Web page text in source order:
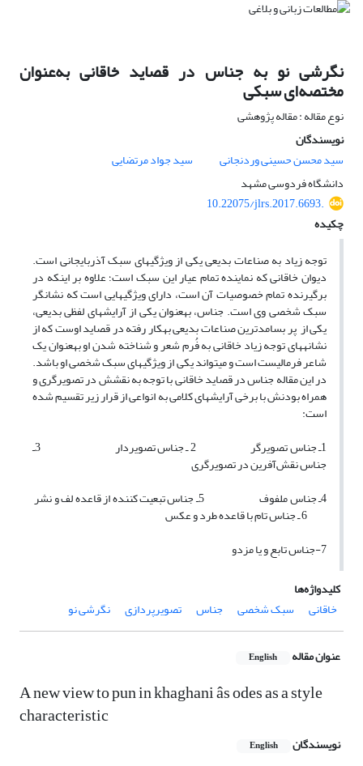
نگرشی نو به جناس در قصاید خاقانی به‌عنوان
مختصه‌ای سبکی
نوع مقاله : مقاله پژوهشی
نویسندگان
سید محسن حسینی وردنجانی
سید جواد مرتضایی
دانشگاه فردوسی مشهد
10.22075/jlrs.2017.6693.
چکیده
توجه زیاد به صناعات بدیعی یکی از ویژگی­های سبک آذربایجانی است.
دیوان خاقانی که نماینده تمام عیار این سبک است؛ علاوه بر این­که در
برگیرنده تمام خصوصیات آن است، دارای ویژگی­هایی است که نشان­گر
سبک شخصی وی است. جناس، به­عنوان یکی از آرایش­های لفظی بدیعی،
یکی از پر­ بسامد­ترین صناعات بدیعی به­کار رفته در قصاید اوست که از
نشانه­های توجه زیاد خاقانی به فُرم شعر و شناخته شدن او به­عنوان یک
شاعر فرمالیست است و می­تواند یکی از ویژگی­های سبک شخصی او باشد.
در این مقاله جناس در قصاید خاقانی با توجه به نقشش در تصویرگری و
همراه بودنش با برخی آرایش­های کلامی به انواعی از قرار زیر تقسیم شده
است:
1ـ جناس تصویرگر 2 ـ جناس تصویردار 3ـ
جناس‌ نقش‌آفرین در تصویرگری
4ـ جناس ملفوف 5ـ جناس‌ تبعیت کننده از قاعده لف و نشر
7-جناس­ تابع و یا مزدو
کلیدواژه‌ها
خاقانی
سبک شخصی جناس تصویرپردازی نگرشی نو
عنوان مقاله English
A new view to pun in khaghani âs odes as a style
characteristic
نویسندگان English